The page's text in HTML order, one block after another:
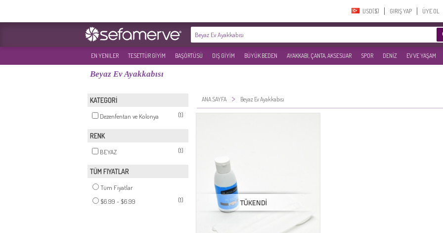
USD($)‎ GIRIŞ YAP ÜYE OL
EN YENILER TESETTÜR GİYİM BAŞÖRTÜSÜ DIŞ GİYİM BÜYÜK BEDEN AYAKKABI, ÇANTA, AKSESUAR SPOR DENİZ EV VE YAŞAM
Beyaz Ev Ayakkabısı
KATEGORİ
Dezenfentan ve Kolonya (1)
RENK
BEYAZ (1)
TÜM FIYATLAR
Tüm Fiyatlar
$6.99 - $6.99
(1)
ANA SAYFA > Beyaz Ev Ayakkabısı